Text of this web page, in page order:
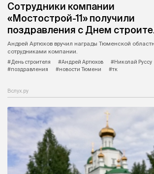
Сотрудники компании
«Мостострой-11» получили
поздравления с Днем
Андрей Артюхов вручил награды Тюменской
сотрудниками компании.
#День строителя
#Андрей Артюхов #Николай Руссу
#поздравления
#новости Тюмени #тк
Вслух.ру